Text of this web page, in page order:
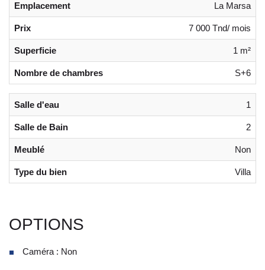
Emplacement La Marsa
Prix 7 000 Tnd/ mois
Superficie 1 m²
Nombre de chambres S+6
Salle d'eau 1
Salle de Bain 2
Meublé Non
Type du bien Villa
OPTIONS
Caméra : Non